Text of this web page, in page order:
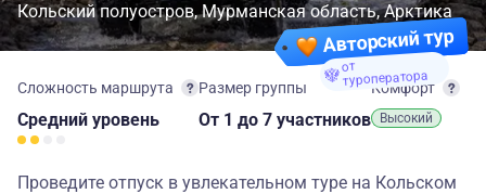
Авторский тур
от
туроператора
Кольский полуостров Мурманская область Арктика
Сложность маршрута
Средний уровень
Комфорт
Высокий
Размер группы
От 1 до 7 участников
Проведите отпуск в увлекательном туре на Кольском